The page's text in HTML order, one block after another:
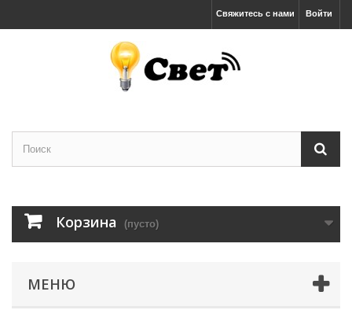
Войти
Свяжитесь с нами
Корзина (пусто)
МЕНЮ